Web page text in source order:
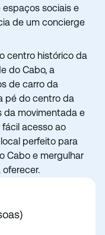
espaços sociais e
de um concierge
centro histórico da
do Cabo, a
de carro da
pé do centro da
da movimentada e
acesso ao
perfeito para
Cabo e mergulhar